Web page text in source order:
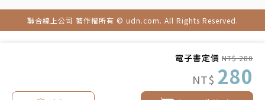
電子書定價 NT$ 280
NT$ 280
聯合線上公司 著作權所有 © udn.com. All Rights Reserved.